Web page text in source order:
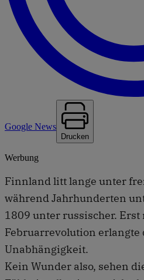
Google News
Drucken
Werbung
Finnland litt lange unter
während Jahrhunderten
1809 unter russischer. Erst
Februarrevolution erlangte
Unabhängigkeit.
Kein Wunder also, sehen